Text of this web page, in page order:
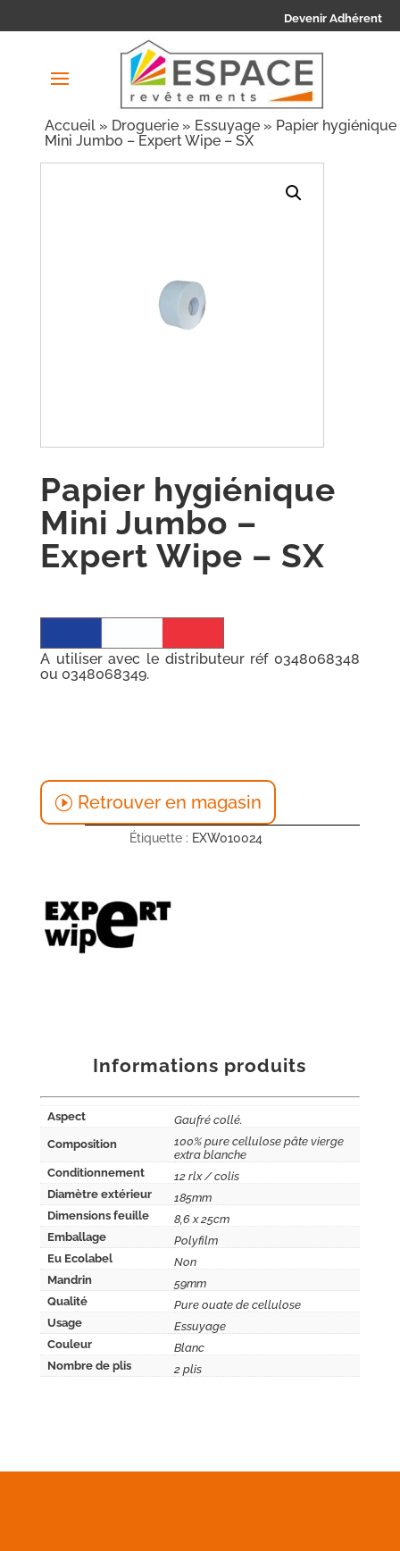
Devenir Adhérent
Accueil » Droguerie » Essuyage » Papier hygiénique
Mini Jumbo – Expert Wipe – SX
Papier hygiénique
Mini Jumbo –
Expert Wipe – SX
A utiliser avec le distributeur réf 0348068348
ou 0348068349.
Retrouver en magasin
Étiquette : EXW010024
Informations produits
Aspect
Gaufré collé.
Composition
100% pure cellulose pâte vierge
extra blanche
Conditionnement
12 rlx / colis
Diamètre extérieur
185mm
Dimensions feuille
8,6 x 25cm
Emballage
Polyfilm
Eu Ecolabel
Non
Mandrin
59mm
Qualité
Pure ouate de cellulose
Usage
Essuyage
Couleur
Blanc
Nombre de plis
2 plis